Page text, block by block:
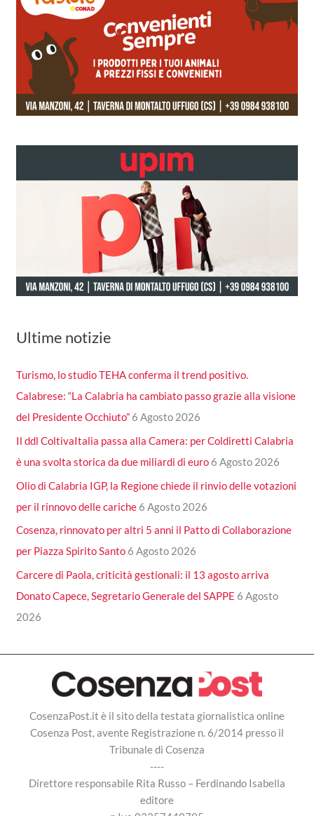
Ultime notizie
Turismo, lo studio TEHA conferma il trend positivo.
Calabrese: “La Calabria ha cambiato passo grazie alla visione
del Presidente Occhiuto” 6 Agosto 2026
Il ddl ColtivaItalia passa alla Camera: per Coldiretti Calabria
è una svolta storica da due miliardi di euro 6 Agosto 2026
Olio di Calabria IGP, la Regione chiede il rinvio delle votazioni
per il rinnovo delle cariche 6 Agosto 2026
Cosenza, rinnovato per altri 5 anni il Patto di Collaborazione
per Piazza Spirito Santo 6 Agosto 2026
Carcere di Paola, criticità gestionali: il 13 agosto arriva
Donato Capece, Segretario Generale del SAPPE 6 Agosto
2026
CosenzaPost.it è il sito della testata giornalistica online
Cosenza Post, avente Registrazione n. 6/2014 presso il
Tribunale di Cosenza
----
Direttore responsabile Rita Russo – Ferdinando Isabella
editore